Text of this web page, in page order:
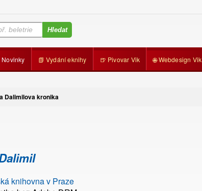
Novinky 📗 Vydání eknihy 🍺 Pivovar Vik 🌐 Webdesign Vik
Dalimilova kronika
knihovna v Praze